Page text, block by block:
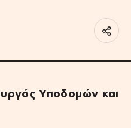
Υποδομών και